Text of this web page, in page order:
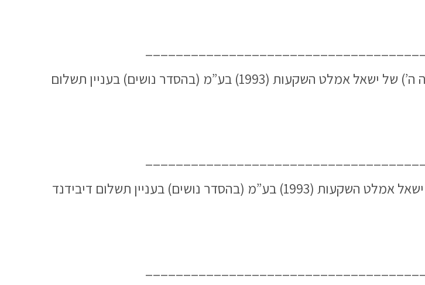
הודעה מתוקנת מטעם הנאמן מחזיקי אגרות החוב (סדרה ה’) של ישאל אמלט השקעות (1993) בע”מ (בהסדר נושים) בעניין תשלום
הודעה מטעם הנאמן מחזיקי אגרות החוב (סדרה ה’) של ישאל אמלט השקעות (1993) בע”מ (בהסדר נושים) בעניין תשלום דיבידנד